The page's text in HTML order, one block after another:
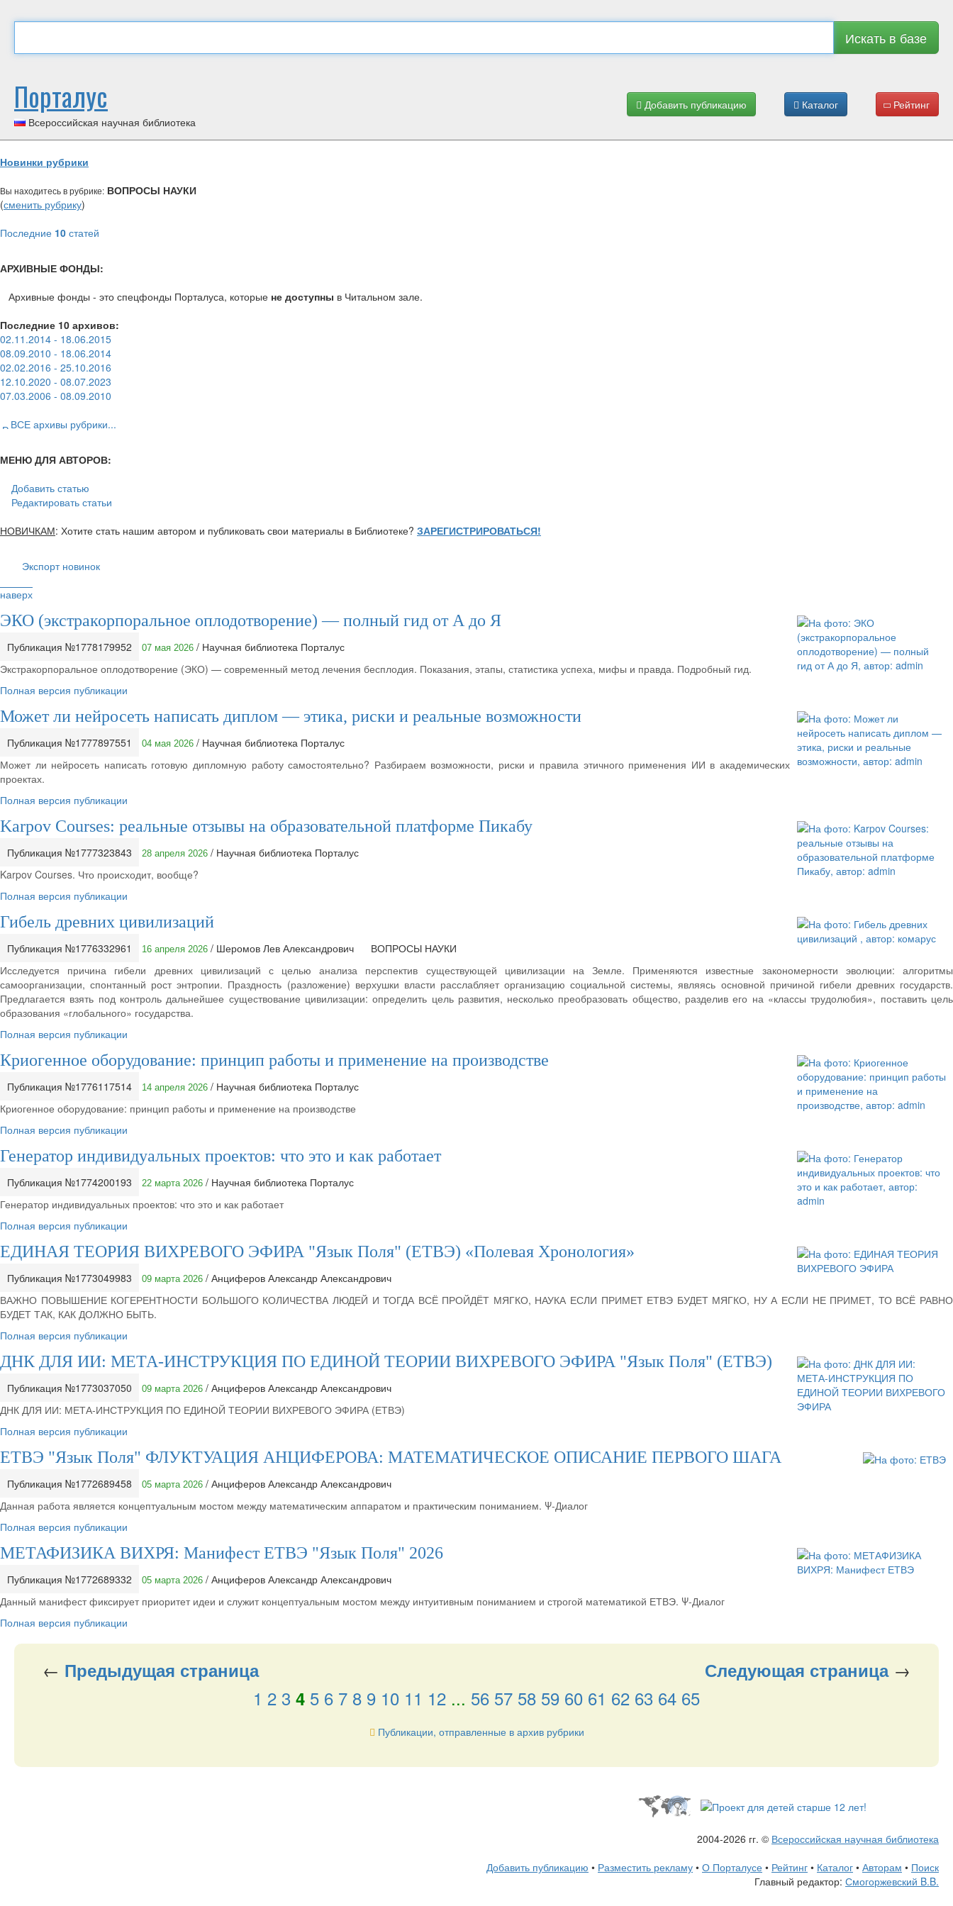
Искать в базе
Рейтинг
Каталог
Добавить публикацию
Порталус
Всероссийская научная библиотека
Новинки рубрики
Вы находитесь в рубрике: ВОПРОСЫ НАУКИ
(сменить рубрику)
Последние 10 статей
АРХИВНЫЕ ФОНДЫ:
Архивные фонды - это спецфонды Порталуса, которые не доступны в Читальном зале.
Последние 10 архивов:
02.11.2014 - 18.06.2015
08.09.2010 - 18.06.2014
02.02.2016 - 25.10.2016
12.10.2020 - 08.07.2023
07.03.2006 - 08.09.2010
ВСЕ архивы рубрики...
МЕНЮ ДЛЯ АВТОРОВ:
Добавить статью
Редактировать статьи
НОВИЧКАМ: Хотите стать нашим автором и публиковать свои материалы в Библиотеке? ЗАРЕГИСТРИРОВАТЬСЯ!
Экспорт новинок
наверх
ЭКО (экстракорпоральное оплодотворение) — полный гид от А до Я
Публикация №1778179952 07 мая 2026 / Научная библиотека Порталус
Экстракорпоральное оплодотворение (ЭКО) — современный метод лечения бесплодия. Показания, этапы, статистика успеха, мифы и правда. Подробный гид.
Полная версия публикации
Может ли нейросеть написать диплом — этика, риски и реальные возможности
Публикация №1777897551 04 мая 2026 / Научная библиотека Порталус
Может ли нейросеть написать готовую дипломную работу самостоятельно? Разбираем возможности, риски и правила этичного применения ИИ в академических
проектах.
Полная версия публикации
Karpov Courses: реальные отзывы на образовательной платформе Пикабу
Публикация №1777323843 28 апреля 2026 / Научная библиотека Порталус
Karpov Courses. Что происходит, вообще?
Полная версия публикации
Гибель древних цивилизаций
Публикация №1776332961 16 апреля 2026 / Шеромов Лев Александрович
ВОПРОСЫ НАУКИ
Исследуется причина гибели древних цивилизаций с целью анализа перспектив существующей цивилизации на Земле. Применяются известные закономерности эволюции: алгоритмы
самоорганизации, спонтанный рост энтропии. Праздность (разложение) верхушки власти расслабляет организацию социальной системы, являясь основной причиной гибели древних государств.
Предлагается взять под контроль дальнейшее существование цивилизации: определить цель развития, несколько преобразовать общество, разделив его на «классы трудолюбия», поставить цель
образования «глобального» государства.
Полная версия публикации
Криогенное оборудование: принцип работы и применение на производстве
Публикация №1776117514 14 апреля 2026 / Научная библиотека Порталус
Криогенное оборудование: принцип работы и применение на производстве
Полная версия публикации
Генератор индивидуальных проектов: что это и как работает
Публикация №1774200193 22 марта 2026 / Научная библиотека Порталус
Генератор индивидуальных проектов: что это и как работает
Полная версия публикации
ЕДИНАЯ ТЕОРИЯ ВИХРЕВОГО ЭФИРА "Язык Поля" (ЕТВЭ) «Полевая Хронология»
Публикация №1773049983 09 марта 2026 / Анциферов Александр Александрович
ВАЖНО ПОВЫШЕНИЕ КОГЕРЕНТНОСТИ БОЛЬШОГО КОЛИЧЕСТВА ЛЮДЕЙ И ТОГДА ВСЁ ПРОЙДЁТ МЯГКО, НАУКА ЕСЛИ ПРИМЕТ ЕТВЭ БУДЕТ МЯГКО, НУ А ЕСЛИ НЕ ПРИМЕТ, ТО ВСЁ РАВНО
БУДЕТ ТАК, КАК ДОЛЖНО БЫТЬ.
Полная версия публикации
ДНК ДЛЯ ИИ: МЕТА-ИНСТРУКЦИЯ ПО ЕДИНОЙ ТЕОРИИ ВИХРЕВОГО ЭФИРА "Язык Поля" (ЕТВЭ)
Публикация №1773037050 09 марта 2026 / Анциферов Александр Александрович
ДНК ДЛЯ ИИ: МЕТА-ИНСТРУКЦИЯ ПО ЕДИНОЙ ТЕОРИИ ВИХРЕВОГО ЭФИРА (ЕТВЭ)
Полная версия публикации
ЕТВЭ "Язык Поля" ФЛУКТУАЦИЯ АНЦИФЕРОВА: МАТЕМАТИЧЕСКОЕ ОПИСАНИЕ ПЕРВОГО ШАГА
Публикация №1772689458 05 марта 2026 / Анциферов Александр Александрович
Данная работа является концептуальным мостом между математическим аппаратом и практическим пониманием. Ψ-Диалог
Полная версия публикации
МЕТАФИЗИКА ВИХРЯ: Манифест ЕТВЭ "Язык Поля" 2026
Публикация №1772689332 05 марта 2026 / Анциферов Александр Александрович
Данный манифест фиксирует приоритет идеи и служит концептуальным мостом между интуитивным пониманием и строгой математикой ЕТВЭ. Ψ-Диалог
Полная версия публикации
← Предыдущая страница Следующая страница→
1 2 3 4 5 6 7 8 9 10 11 12 ... 56 57 58 59 60 61 62 63 64 65
Публикации, отправленные в архив рубрики
2004-2026 гг. © Всероссийская научная библиотека
Добавить публикацию • Разместить рекламу • О Порталусе • Рейтинг • Каталог • Авторам • Поиск
Главный редактор: Смогоржевский B.B.